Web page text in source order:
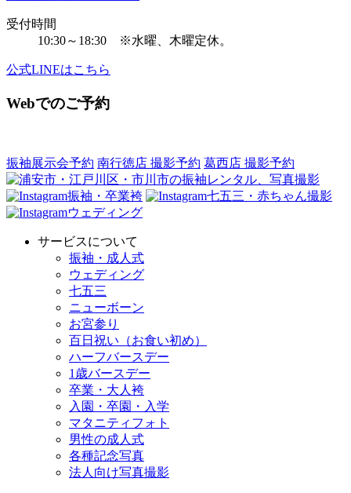
受付時間
10:30～18:30 ※水曜、木曜定休。
公式LINEはこちら
Webでのご予約
振袖展示会予約 南行徳店 撮影予約 葛西店 撮影予約
振袖・卒業袴
七五三・赤ちゃん撮影
ウェディング
サービスについて
振袖・成人式
ウェディング
七五三
ニューボーン
お宮参り
百日祝い（お食い初め）
ハーフバースデー
1歳バースデー
卒業・大人袴
入園・卒園・入学
マタニティフォト
男性の成人式
各種記念写真
法人向け写真撮影